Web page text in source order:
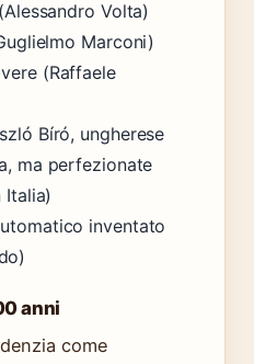
Volta)
Marconi)
(Raffaele
Bíró, ungherese
ma perfezionate
Italia)
inventato
anni
come